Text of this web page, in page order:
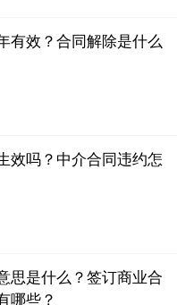
有效？合同解除是什么
效吗？中介合同违约怎
思是什么？签订商业合
哪些？